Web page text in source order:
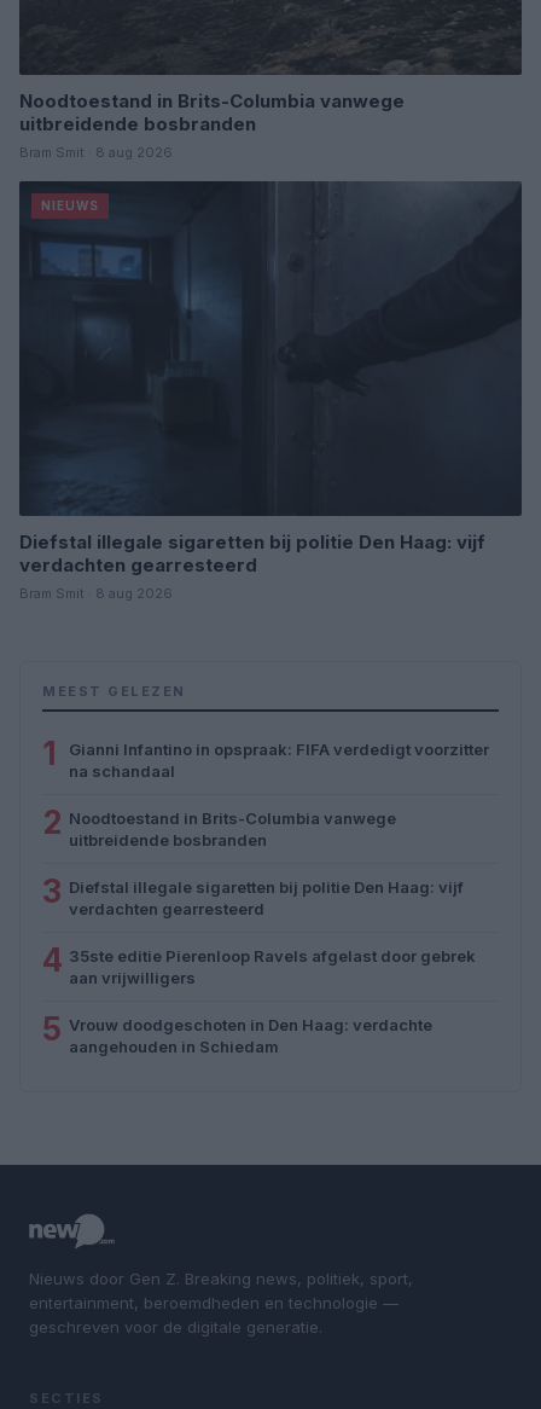
Noodtoestand in Brits-Columbia vanwege
uitbreidende bosbranden
Bram Smit · 8 aug 2026
NIEUWS
Diefstal illegale sigaretten bij politie Den Haag: vijf
verdachten gearresteerd
Bram Smit · 8 aug 2026
MEEST GELEZEN
1
Gianni Infantino in opspraak: FIFA verdedigt voorzitter
na schandaal
2 Noodtoestand in Brits-Columbia vanwege
uitbreidende bosbranden
3 Diefstal illegale sigaretten bij politie Den Haag: vijf
verdachten gearresteerd
4 35ste editie Pierenloop Ravels afgelast door gebrek
aan vrijwilligers
5 Vrouw doodgeschoten in Den Haag: verdachte
aangehouden in Schiedam
Nieuws door Gen Z. Breaking news, politiek, sport,
entertainment, beroemdheden en technologie —
geschreven voor de digitale generatie.
SECTIES